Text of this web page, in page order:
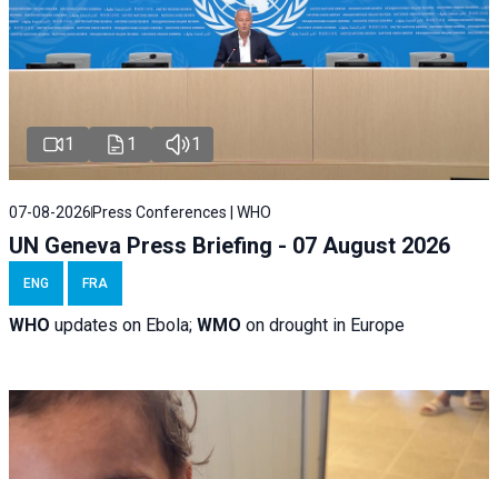
1 1 1
07-08-2026 Press Conferences | WHO
UN Geneva Press Briefing - 07 August 2026
ENG FRA
WHO updates on Ebola; WMO on drought in Europe